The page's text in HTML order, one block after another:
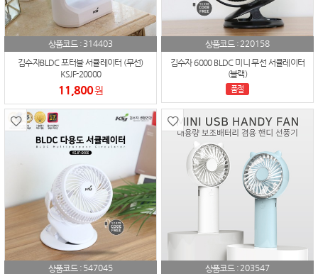
상품코드 : 314403
김수자BLDC 포터블 서큘레이터 (무선)
KSJF-20000
11,800원
상품코드 :220158
김수자 6000 BLDC 미니 무선 서큘레이터
(블랙)
품절
상품코드 : 547045
상품코드 :203547